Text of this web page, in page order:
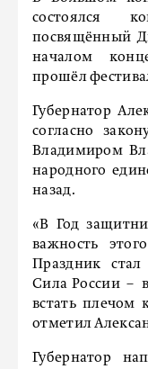
состоялся
посвящённый
началом
прошёл
Губернатор
согласно
Владимиром
народного
назад.
«В Год
важность
Праздник
Сила России –
встать плечом
отметил
Губернатор